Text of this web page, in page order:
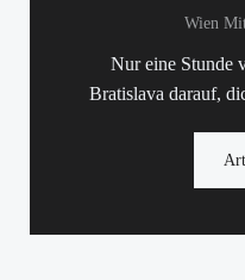
Wien
Nur eine Stunde
Bratislava darauf,